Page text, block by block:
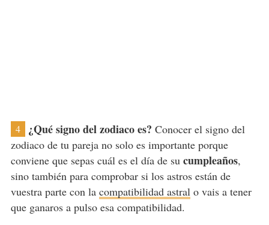
4 ¿Qué signo del zodiaco es? Conocer el signo del
zodiaco de tu pareja no solo es importante porque
conviene que sepas cuál es el día de su cumpleaños,
sino también para comprobar si los astros están de
vuestra parte con la compatibilidad astralo vais a tener
que ganaros a pulso esa compatibilidad.